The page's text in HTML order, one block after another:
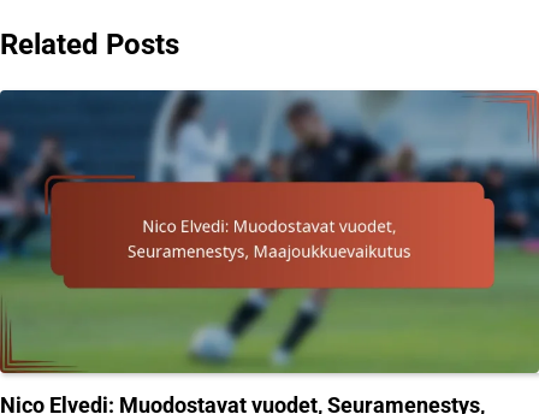
Related Posts
Nico Elvedi: Muodostavat vuodet, Seuramenestys,